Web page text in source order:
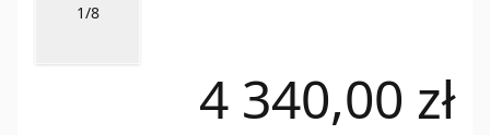
1/8
4 340,00 zł